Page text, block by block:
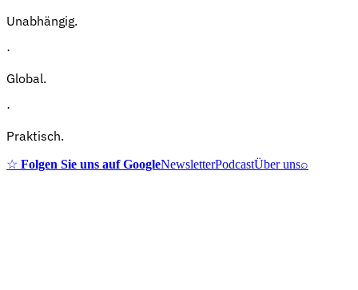
Unabhängig.
·
Global.
·
Praktisch.
☆ Folgen Sie uns auf GoogleNewsletterPodcastÜber uns⌕